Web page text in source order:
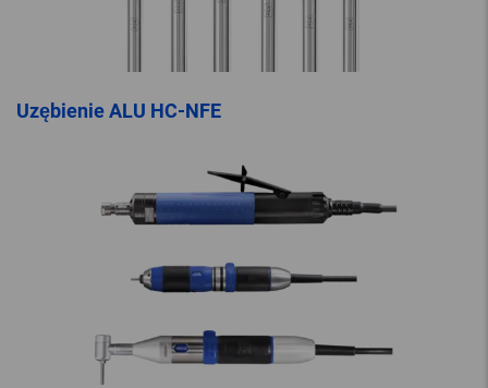
Uzębienie ALU HC-NFE